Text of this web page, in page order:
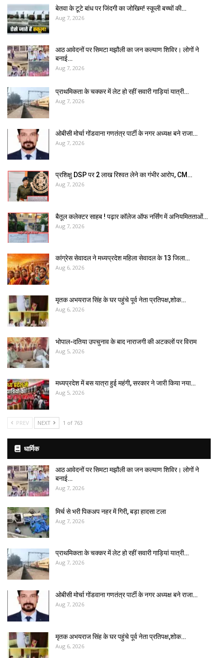
बेतवा के टूटे बांध पर जिंदगी का जोखिम! स्कूली बच्चों की…
Aug 7, 2026
आठ आवेदनों पर सिमटा मझौली का जन कल्याण शिविर। लोगों ने
बनाई…
Aug 7, 2026
प्राथमिकता के चक्कर में लेट हो रहीं सवारी गाड़ियां यात्री…
Aug 7, 2026
ओबीसी मोर्चा गोंडवाना गणतंत्र पार्टी के नगर अध्यक्ष बने राजा…
Aug 7, 2026
प्रशिक्षु DSP पर ₹2 लाख रिश्वत लेने का गंभीर आरोप, CM…
Aug 7, 2026
बैतूल कलेक्टर साहब ! पढ़ार कॉलेज ऑफ नर्सिंग में अनियमितताओं…
Aug 7, 2026
कांग्रेस सेवादल ने मध्यप्रदेश महिला सेवादल के 13 जिला…
Aug 6, 2026
मृतक अभयराज सिंह के घर पहुंचे पूर्व नेता प्रतिपक्ष,शोक…
Aug 6, 2026
भोपाल-दतिया उपचुनाव के बाद नाराजगी की अटकलों पर विराम
Aug 5, 2026
मध्यप्रदेश में बस यात्रा हुई महंगी, सरकार ने जारी किया नया…
Aug 5, 2026
PREV NEXT 1 of 763
धार्मिक
आठ आवेदनों पर सिमटा मझौली का जन कल्याण शिविर। लोगों ने
बनाई…
Aug 7, 2026
मिर्च से भरी पिकअप नहर में गिरी, बड़ा हादसा टला
Aug 7, 2026
प्राथमिकता के चक्कर में लेट हो रहीं सवारी गाड़ियां यात्री…
Aug 7, 2026
ओबीसी मोर्चा गोंडवाना गणतंत्र पार्टी के नगर अध्यक्ष बने राजा…
Aug 7, 2026
मृतक अभयराज सिंह के घर पहुंचे पूर्व नेता प्रतिपक्ष,शोक…
Aug 6, 2026